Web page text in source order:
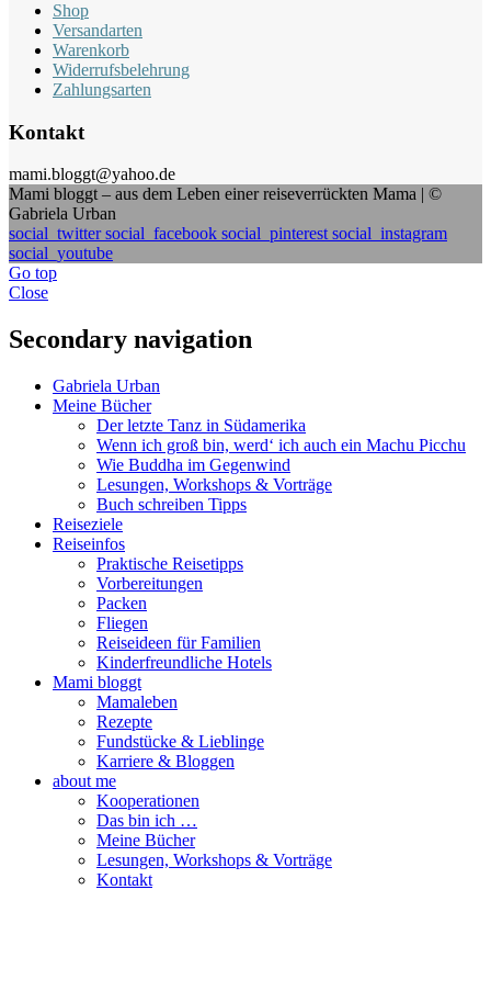
Shop
Versandarten
Warenkorb
Widerrufsbelehrung
Zahlungsarten
Kontakt
mami.bloggt@yahoo.de
Mami bloggt – aus dem Leben einer reiseverrückten Mama | ©
Gabriela Urban
social_twittersocial_facebook social_pinterest social_instagram
social_youtube
Go top
Close
Secondary navigation
Gabriela Urban
Meine Bücher
Der letzte Tanz in Südamerika
Wenn ich groß bin, werd‘ ich auch ein Machu Picchu
Wie Buddha im Gegenwind
Lesungen, Workshops & Vorträge
Buch schreiben Tipps
Reiseziele
Reiseinfos
Praktische Reisetipps
Vorbereitungen
Packen
Fliegen
Reiseideen für Familien
Kinderfreundliche Hotels
Mami bloggt
Mamaleben
Rezepte
Fundstücke & Lieblinge
Karriere & Bloggen
about me
Kooperationen
Das bin ich …
Meine Bücher
Lesungen, Workshops & Vorträge
Kontakt